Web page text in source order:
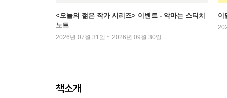
<오늘의 젊은 작가 시리즈> 이벤트 - 악마는 스티치
노트
2026년 07월 31일 ~ 2026년 09월 30일
이
책소개